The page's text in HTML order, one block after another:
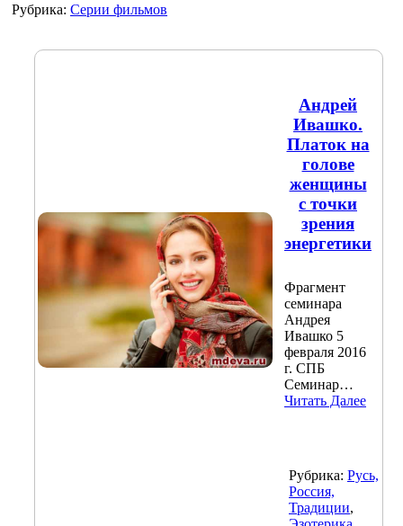
Рубрика: Серии фильмов
Андрей
Ивашко.
Платок на
голове
женщины
с точки
зрения
энергетики
Фрагмент
семинара
Андрея
Ивашко 5
февраля 2016
г. СПБ
Семинар…
Читать Далее
Рубрика: Русь,
Россия,
Традиции,